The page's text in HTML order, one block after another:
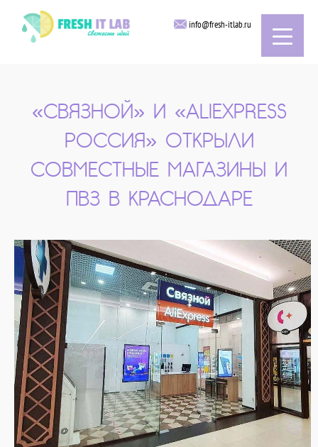
info@fresh-itlab.ru
«СВЯЗНОЙ» И «ALIEXPRESS
РОССИЯ» ОТКРЫЛИ
СОВМЕСТНЫЕ МАГАЗИНЫ И
ПВЗ В КРАСНОДАРЕ